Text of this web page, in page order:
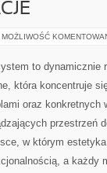
MOŻLIWOŚĆ
to dynamicznie
która koncentruje
oraz konkretnych
przestrzeń
w którym
a każdy